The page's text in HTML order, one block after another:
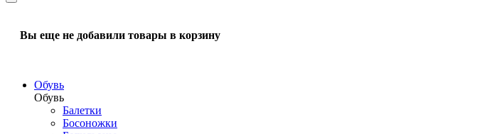
Вы еще не добавили товары в корзину
Обувь
Обувь
Балетки
Босоножки